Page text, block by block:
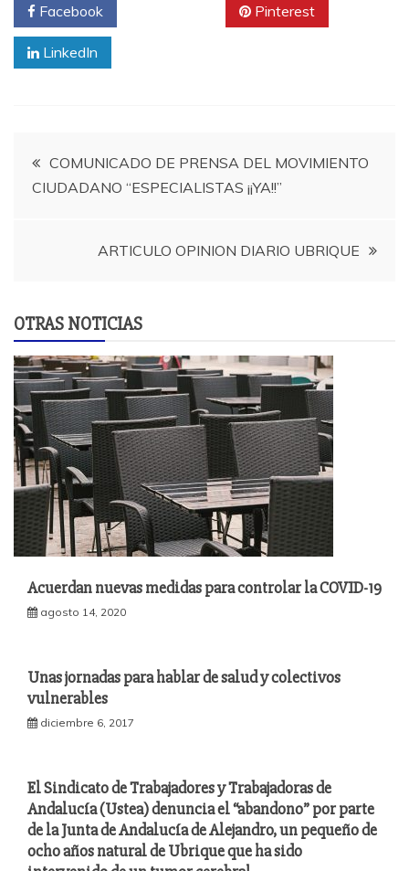
Facebook Pinterest
LinkedIn
Navegación
de
entradas
COMUNICADO DE PRENSA DEL MOVIMIENTO
CIUDADANO “ESPECIALISTAS ¡¡YA!!”
ARTICULO OPINION DIARIO UBRIQUE
OTRAS NOTICIAS
Acuerdan nuevas medidas para controlar la COVID-19
agosto 14, 2020
Unas jornadas para hablar de salud y colectivos
vulnerables
diciembre 6, 2017
El Sindicato de Trabajadores y Trabajadoras de
Andalucía (Ustea) denuncia el “abandono” por parte
de la Junta de Andalucía de Alejandro, un pequeño de
ocho años natural de Ubrique que ha sido